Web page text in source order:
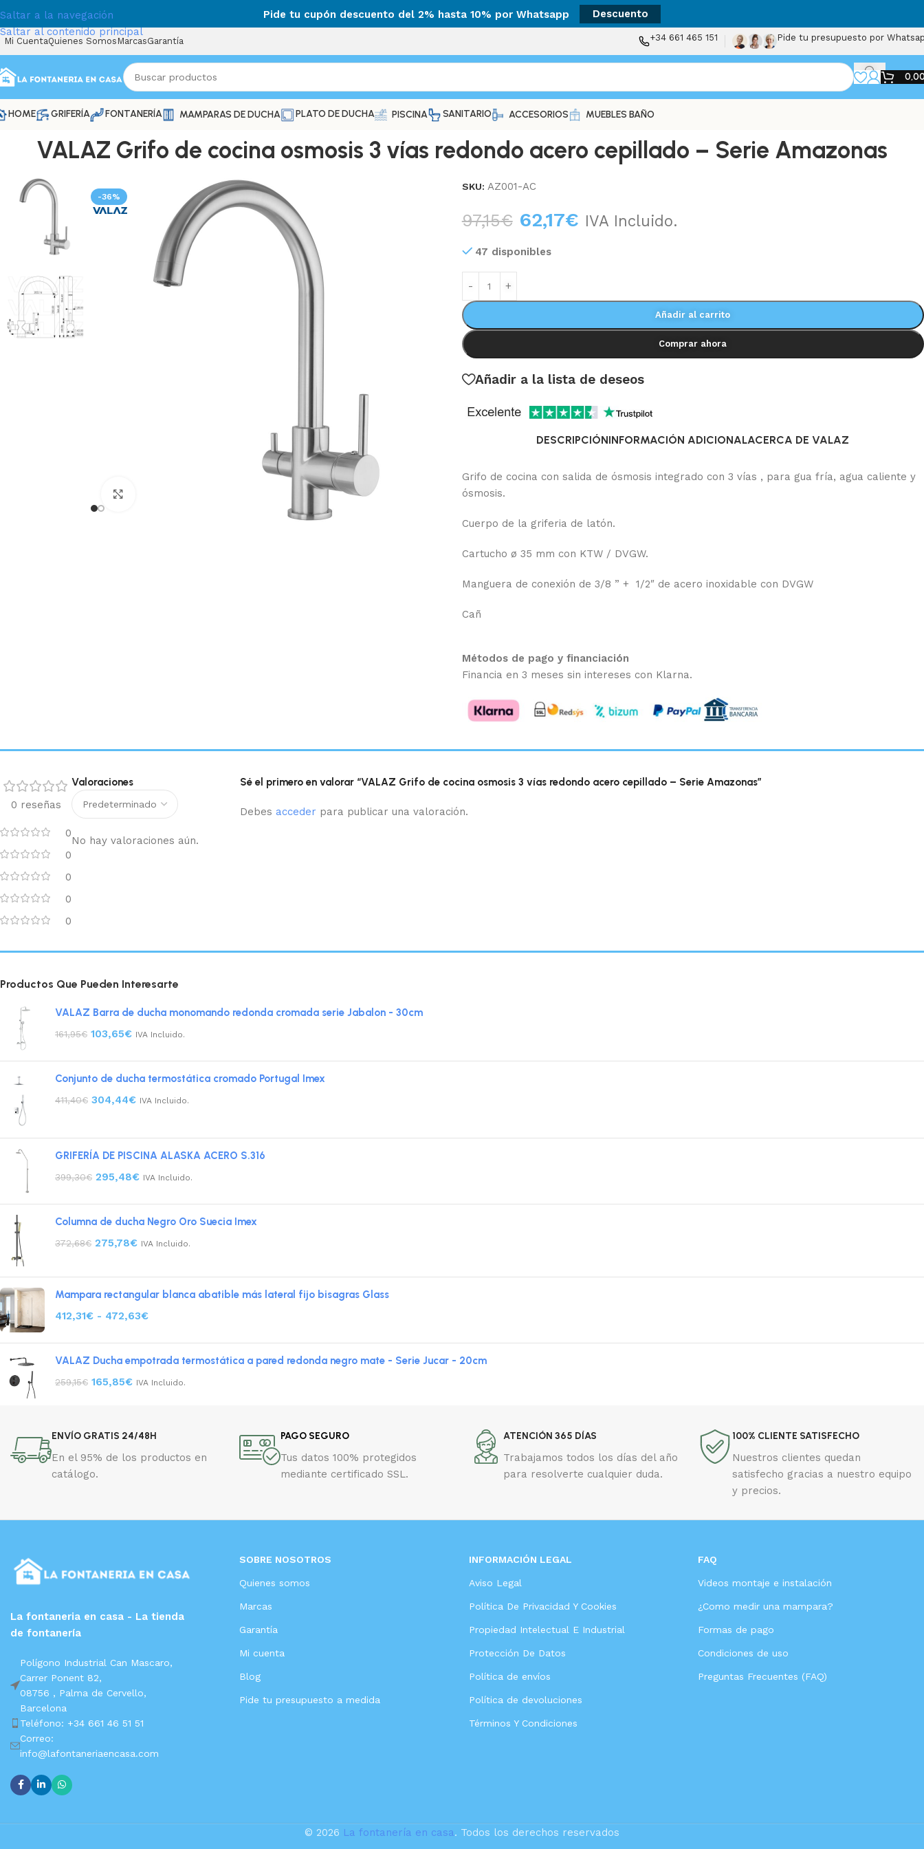
Saltar a la navegación
Saltar al contenido principal
Pide tu cupón descuento del 2% hasta 10% por Whatsapp Descuento
Mi CuentaQuienes Somos MarcasGarantía +34 661 465 151 Pide tu presupuesto por
HOME GRIFERÍA FONTANERÍA MAMPARAS DE DUCHA PLATO DE DUCHA PISCINA SANITARIO ACCESORIOS MUEBLES BAÑO
VALAZ Grifo de cocina osmosis 3 vías redondo acero cepillado – Serie Amazonas
-36%
SKU: AZ001-AC
97,15€ 62,17€ IVA Incluido.
47 disponibles
Añadir al carrito
Comprar ahora
Añadir a la lista de deseos
DESCRIPCIÓNINFORMACIÓN ADICIONALACERCA DE VALAZ
Grifo de cocina con salida de ósmosis integrado con 3 vías , para gua fría, agua caliente y
ósmosis.
Cuerpo de la griferia de latón.
Cartucho ø 35 mm con KTW / DVGW.
Manguera de conexión de 3/8 ” + 1/2″ de acero inoxidable con DVGW
Cañ
Métodos de pago y financiación
Financia en 3 meses sin intereses con Klarna.
0 reseñas
0
0
0
0
0
Valoraciones
No hay valoraciones aún.
Sé el primero en valorar “VALAZ Grifo de cocina osmosis 3 vías redondo acero cepillado – Serie Amazonas”
Debes acceder para publicar una valoración.
Productos Que Pueden Interesarte
VALAZ Barra de ducha monomando redonda cromada serie Jabalon - 30cm
161,95€ 103,65€ IVA Incluido.
Conjunto de ducha termostática cromado Portugal Imex
411,40€ 304,44€ IVA Incluido.
GRIFERÍA DE PISCINA ALASKA ACERO S.316
399,30€ 295,48€ IVA Incluido.
Columna de ducha Negro Oro Suecia Imex
372,68€ 275,78€ IVA Incluido.
Mampara rectangular blanca abatible más lateral fijo bisagras Glass
412,31€ - 472,63€
VALAZ Ducha empotrada termostática a pared redonda negro mate - Serie Jucar - 20cm
259,15€ 165,85€ IVA Incluido.
ENVÍO GRATIS 24/48H
En el 95% de los productos en
catálogo.
PAGO SEGURO
Tus datos 100% protegidos
mediante certificado SSL.
ATENCIÓN 365 DÍAS
Trabajamos todos los días del año
para resolverte cualquier duda.
100% CLIENTE SATISFECHO
Nuestros clientes quedan
satisfecho gracias a nuestro equipo
y precios.
La fontaneria en casa - La tienda
de fontanería
Polígono Industrial Can Mascaro,
Carrer Ponent 82,
08756 , Palma de Cervello,
Barcelona
Teléfono: +34 661 46 51 51
Correo:
info@lafontaneriaencasa.com
SOBRE NOSOTROS
Quienes somos
Marcas
Garantía
Mi cuenta
Blog
Pide tu presupuesto a medida
INFORMACIÓN LEGAL
Aviso Legal
Política De Privacidad Y Cookies
Propiedad Intelectual E Industrial
Protección De Datos
Política de envíos
Política de devoluciones
Términos Y Condiciones
FAQ
Videos montaje e instalación
¿Como medir una mampara?
Formas de pago
Condiciones de uso
Preguntas Frecuentes (FAQ)
© 2026 La fontanería en casa. Todos los derechos reservados